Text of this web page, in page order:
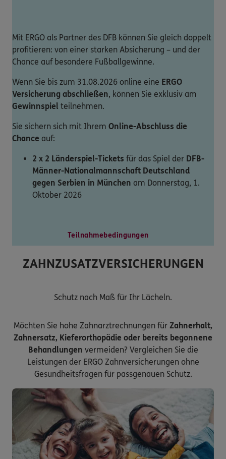
Mit ERGO als Partner des DFB können Sie gleich doppelt
profitieren: von einer starken Absicherung – und der
Chance auf besondere Fußballgewinne.
Wenn Sie bis zum 31.08.2026 online eine ERGO
Versicherung abschließen, können Sie exklusiv am
Gewinnspiel teilnehmen.
Sie sichern sich mit Ihrem Online-Abschluss die
Chance auf:
2 x 2 Länderspiel-Tickets für das Spiel der DFB-
Männer-Nationalmannschaft Deutschland
gegen Serbien in München am Donnerstag, 1.
Oktober 2026
Teilnahmebedingungen
ZAHNZUSATZVERSICHERUNGEN
Schutz nach Maß für Ihr Lächeln.
Möchten Sie hohe Zahnarztrechnungen für Zahnerhalt,
Zahnersatz, Kieferorthopädie oder bereits begonnene
Behandlungen vermeiden? Vergleichen Sie die
Leistungen der ERGO Zahnversicherungen ohne
Gesundheitsfragen für passgenauen Schutz.